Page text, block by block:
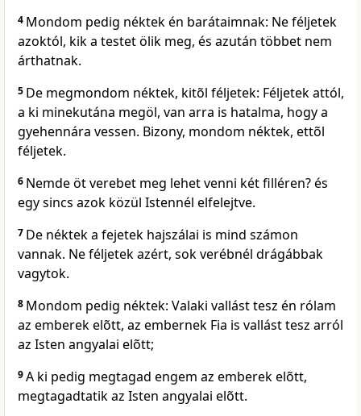
4 Mondom pedig néktek én barátaimnak: Ne féljetek
azoktól, kik a testet ölik meg, és azután többet nem
árthatnak.
5 De megmondom néktek, kitõl féljetek: Féljetek attól,
a ki minekutána megöl, van arra is hatalma, hogy a
gyehennára vessen. Bizony, mondom néktek, ettõl
féljetek.
6 Nemde öt verebet meg lehet venni két filléren? és
egy sincs azok közül Istennél elfelejtve.
7 De néktek a fejetek hajszálai is mind számon
vannak. Ne féljetek azért, sok verébnél drágábbak
vagytok.
8 Mondom pedig néktek: Valaki vallást tesz én rólam
az emberek elõtt, az embernek Fia is vallást tesz arról
az Isten angyalai elõtt;
9A ki pedig megtagad engem az emberek elõtt,
megtagadtatik az Isten angyalai elõtt.